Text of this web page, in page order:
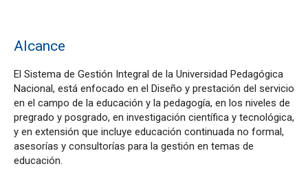
Alcance
El Sistema de Gestión Integral de la Universidad Pedagógica
Nacional, está enfocado en el Diseño y prestación del servicio
en el campo de la educación y la pedagogía, en los niveles de
pregrado y posgrado, en investigación científica y tecnológica,
y en extensión que incluye educación continuada no formal,
asesorías y consultorías para la gestión en temas de
educación.